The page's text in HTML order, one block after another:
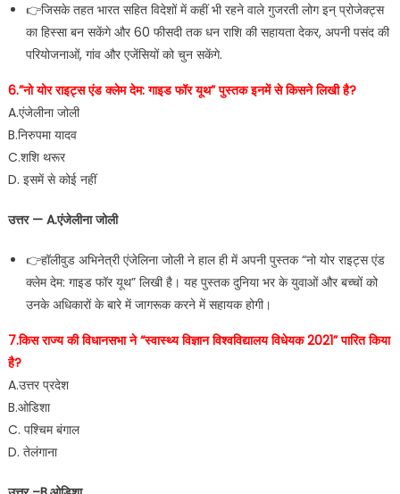
👉जिसके तहत भारत सहित विदेशों में कहीं भी रहने वाले गुजरती लोग इन् प्रोजेक्ट्स
का हिस्सा बन सकेंगे और 60 फीसदी तक धन राशि की सहायता देकर, अपनी पसंद की
परियोजनाओं, गांव और एजेंसियों को चुन सकेंगे.
6.”नो योर राइट्स एंड क्लेम देम: गाइड फॉर यूथ” पुस्तक इनमें से किसने लिखी है?
A.एंजेलीना जोली
B.निरुपमा यादव
C.शशि थरूर
D. इसमें से कोई नहीं
उत्तर — A.एंजेलीना जोली
👉हॉलीवुड अभिनेत्री एंजेलिना जोली ने हाल ही में अपनी पुस्तक “नो योर राइट्स एंड
क्लेम देम: गाइड फॉर यूथ” लिखी है। यह पुस्तक दुनिया भर के युवाओं और बच्चों को
उनके अधिकारों के बारे में जागरूक करने में सहायक होगी।
7.किस राज्य की विधानसभा ने “स्वास्थ्य विज्ञान विश्वविद्यालय विधेयक 2021” पारित किया
है?
A.उत्तर प्रदेश
B.ओडिशा
C. पश्चिम बंगाल
D. तेलंगाना